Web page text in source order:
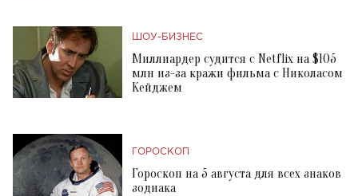
ШОУ-БИЗНЕС
Миллиардер судится с Netflix на $105
млн из-за кражи фильма с Николасом
Кейджем
ГОРОСКОП
Гороскоп на 5 августа для всех знаков
зодиака